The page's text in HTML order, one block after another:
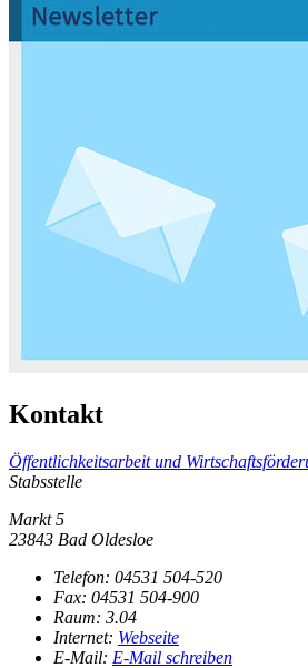
Kontakt
Öffentlichkeitsarbeit und
Stabsstelle
Markt 5
23843 Bad Oldesloe
Telefon: 04531 504-520
Fax: 04531 504-900
Raum: 3.04
Internet: Webseite
E-Mail: E-Mail schreiben